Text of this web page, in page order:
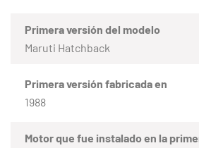
Primera versión del modelo
Maruti Hatchback
Primera versión fabricada en
1988
Motor que fue instalado en la